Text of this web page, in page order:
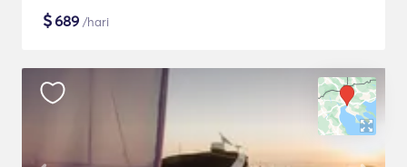
$689 /hari